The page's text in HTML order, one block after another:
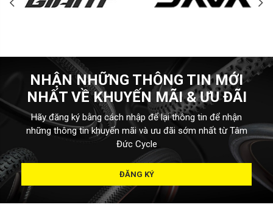
NHẬN NHỮNG THÔNG TIN MỚI
NHẤT VỀ KHUYẾN MÃI & ƯU ĐÃI
Hãy đăng ký bằng cách nhập để lại thông tin để nhận
những thông tin khuyến mãi và ưu đãi sớm nhất từ Tâm
Đức Cycle
ĐĂNG KÝ